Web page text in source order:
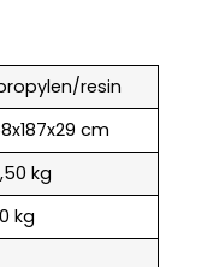
resin
cm
kg
kg